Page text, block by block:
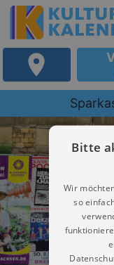
Bitte
Wir
so